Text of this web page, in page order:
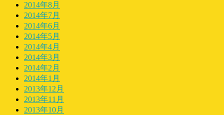
2014年8月
2014年7月
2014年6月
2014年5月
2014年4月
2014年3月
2014年2月
2014年1月
2013年12月
2013年11月
2013年10月